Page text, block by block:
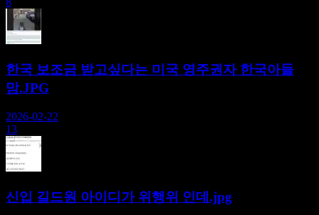
한국 보조금 받고싶다는 미국 영주권자 한국아들
맘.JPG
2026-02-22
13
신입 길드원 아이디가 위행위 인데.jpg